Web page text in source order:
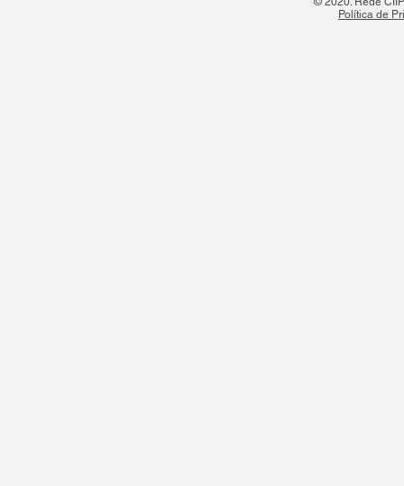
Política de